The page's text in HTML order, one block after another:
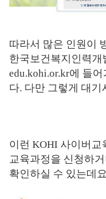
따라서 많은 인원이
한국보건복지인력개
edu.kohi.or.kr에 들
다. 다만 그렇게 대
이런 KOHI 사이버교
교육과정을 신청하
확인하실 수 있는데